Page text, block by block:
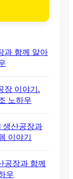
과 함께 알아
장 이야기.
노하우
생산공장과
이야기
공장과 함께
우